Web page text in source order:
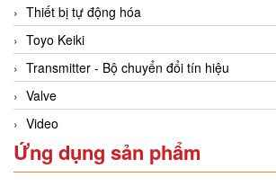
Thiết bị tự động hóa
Toyo Keiki
Transmitter - Bộ chuyển đổi tín hiệu
Valve
Video
Ứng dụng sản phẩm